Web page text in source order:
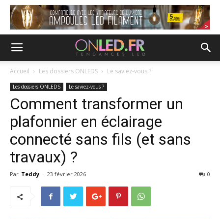
Accueil Les dossiers ONLEDS Le saviez-vous ?
Les dossiers ONLEDS Le saviez-vous ?
Comment transformer un
plafonnier en éclairage
connecté sans fils (et sans
travaux) ?
Par Teddy - 23 février 2026 0